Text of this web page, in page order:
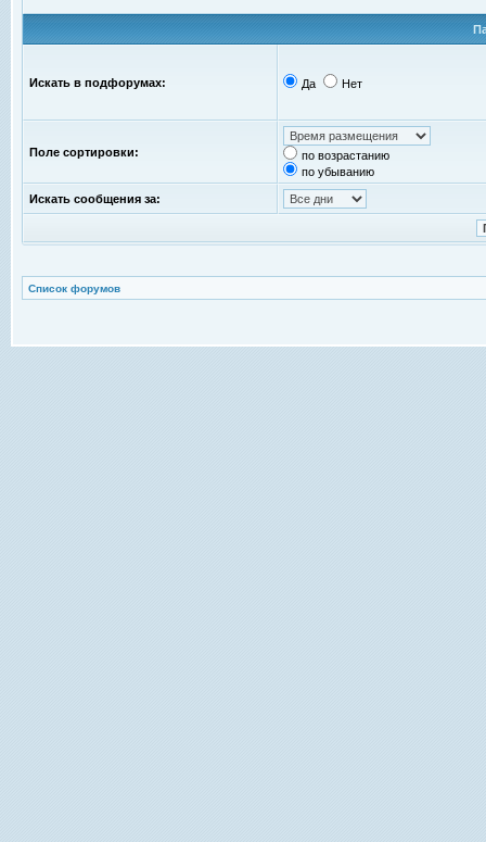
Искать в подфорумах: Да Нет
Поле сортировки:
по возрастанию
по убыванию
Искать сообщения за:
Список форумов